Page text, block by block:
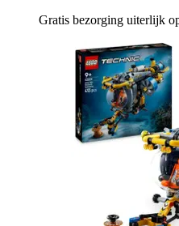
Gratis bezorging uiterlijk